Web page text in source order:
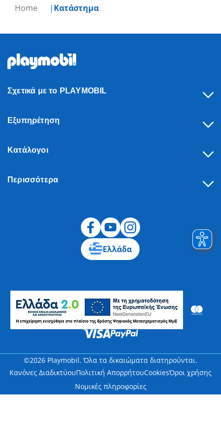
Home Κατάστημα
Σχετικά με το PLAYMOBIL
Εξυπηρέτηση
Κατάλογοι
Περισσότερα
Ελλάδα
©2026 Playmobil. Όλα τα δικαιώματα διατηρούνται.
Κανόνες ΔιαδικτύουΠολιτική ΑπορρήτουCookiesΌροι χρήσης
Νομικές πληροφορίες